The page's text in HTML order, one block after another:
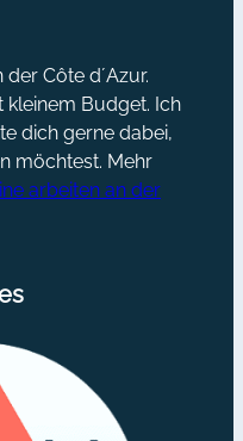
Côte d´Azur.
kleinem Budget. Ich
dich gerne dabei,
möchtest. Mehr
arbeiten an der